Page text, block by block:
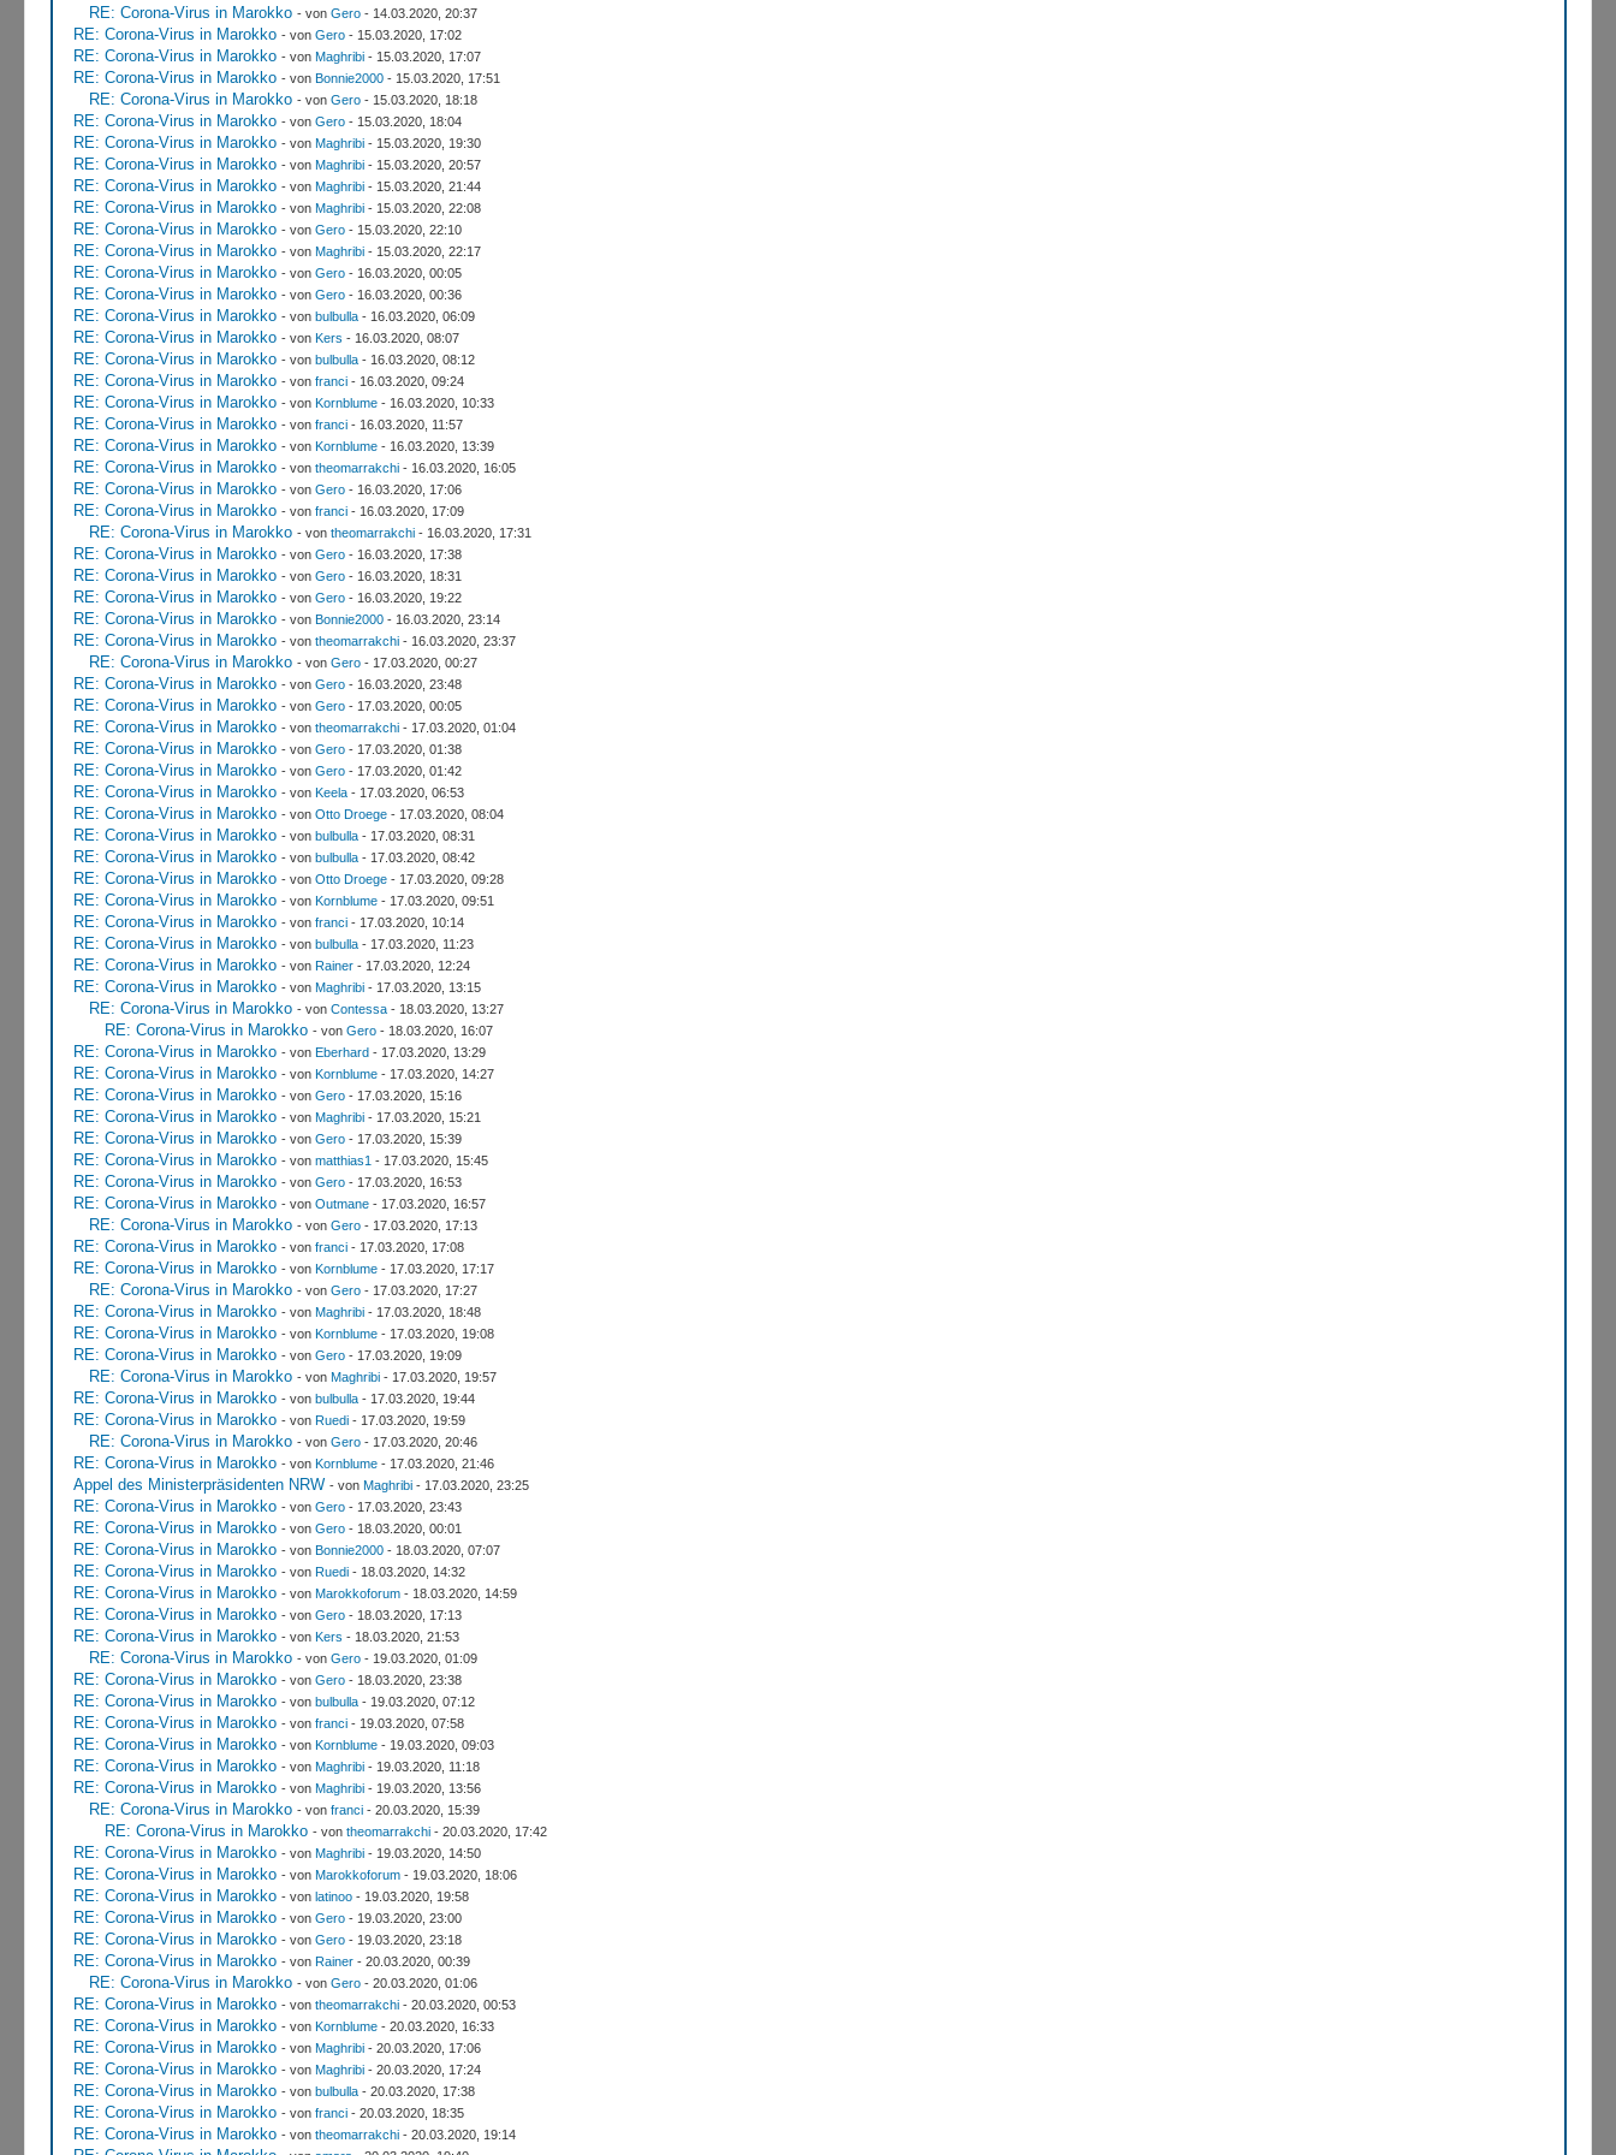
RE: Corona-Virus in Marokko - von Gero- 14.03.2020, 20:37
RE: Corona-Virus in Marokko - von Gero- 15.03.2020, 17:02
RE: Corona-Virus in Marokko - von Maghribi- 15.03.2020, 17:07
RE: Corona-Virus in Marokko - von Bonnie2000- 15.03.2020, 17:51
RE: Corona-Virus in Marokko - von Gero- 15.03.2020, 18:18
RE: Corona-Virus in Marokko - von Gero- 15.03.2020, 18:04
RE: Corona-Virus in Marokko - von Maghribi- 15.03.2020, 19:30
RE: Corona-Virus in Marokko - von Maghribi- 15.03.2020, 20:57
RE: Corona-Virus in Marokko - von Maghribi- 15.03.2020, 21:44
RE: Corona-Virus in Marokko - von Maghribi- 15.03.2020, 22:08
RE: Corona-Virus in Marokko - von Gero- 15.03.2020, 22:10
RE: Corona-Virus in Marokko - von Maghribi- 15.03.2020, 22:17
RE: Corona-Virus in Marokko - von Gero- 16.03.2020, 00:05
RE: Corona-Virus in Marokko - von Gero- 16.03.2020, 00:36
RE: Corona-Virus in Marokko - von bulbulla- 16.03.2020, 06:09
RE: Corona-Virus in Marokko - von Kers - 16.03.2020, 08:07
RE: Corona-Virus in Marokko - von bulbulla- 16.03.2020, 08:12
RE: Corona-Virus in Marokko - von franci- 16.03.2020, 09:24
RE: Corona-Virus in Marokko - von Kornblume- 16.03.2020, 10:33
RE: Corona-Virus in Marokko - von franci- 16.03.2020, 11:57
RE: Corona-Virus in Marokko - von Kornblume- 16.03.2020, 13:39
RE: Corona-Virus in Marokko - von theomarrakchi- 16.03.2020, 16:05
RE: Corona-Virus in Marokko - von Gero- 16.03.2020, 17:06
RE: Corona-Virus in Marokko - von franci- 16.03.2020, 17:09
RE: Corona-Virus in Marokko - von theomarrakchi- 16.03.2020, 17:31
RE: Corona-Virus in Marokko - von Gero- 16.03.2020, 17:38
RE: Corona-Virus in Marokko - von Gero- 16.03.2020, 18:31
RE: Corona-Virus in Marokko - von Gero- 16.03.2020, 19:22
RE: Corona-Virus in Marokko - von Bonnie2000- 16.03.2020, 23:14
RE: Corona-Virus in Marokko - von theomarrakchi- 16.03.2020, 23:37
RE: Corona-Virus in Marokko - von Gero- 17.03.2020, 00:27
RE: Corona-Virus in Marokko - von Gero- 16.03.2020, 23:48
RE: Corona-Virus in Marokko - von Gero- 17.03.2020, 00:05
RE: Corona-Virus in Marokko - von theomarrakchi- 17.03.2020, 01:04
RE: Corona-Virus in Marokko - von Gero- 17.03.2020, 01:38
RE: Corona-Virus in Marokko - von Gero- 17.03.2020, 01:42
RE: Corona-Virus in Marokko - von Keela- 17.03.2020, 06:53
RE: Corona-Virus in Marokko - von Otto Droege- 17.03.2020, 08:04
RE: Corona-Virus in Marokko - von bulbulla- 17.03.2020, 08:31
RE: Corona-Virus in Marokko - von bulbulla- 17.03.2020, 08:42
RE: Corona-Virus in Marokko - von Otto Droege- 17.03.2020, 09:28
RE: Corona-Virus in Marokko - von Kornblume- 17.03.2020, 09:51
RE: Corona-Virus in Marokko - von franci- 17.03.2020, 10:14
RE: Corona-Virus in Marokko - von bulbulla- 17.03.2020, 11:23
RE: Corona-Virus in Marokko - von Rainer- 17.03.2020, 12:24
RE: Corona-Virus in Marokko - von Maghribi- 17.03.2020, 13:15
RE: Corona-Virus in Marokko - von Contessa- 18.03.2020, 13:27
RE: Corona-Virus in Marokko - von Gero- 18.03.2020, 16:07
RE: Corona-Virus in Marokko - von Eberhard- 17.03.2020, 13:29
RE: Corona-Virus in Marokko - von Kornblume- 17.03.2020, 14:27
RE: Corona-Virus in Marokko - von Gero- 17.03.2020, 15:16
RE: Corona-Virus in Marokko - von Maghribi- 17.03.2020, 15:21
RE: Corona-Virus in Marokko - von Gero- 17.03.2020, 15:39
RE: Corona-Virus in Marokko - von matthias1 - 17.03.2020, 15:45
RE: Corona-Virus in Marokko - von Gero- 17.03.2020, 16:53
RE: Corona-Virus in Marokko - von Outmane- 17.03.2020, 16:57
RE: Corona-Virus in Marokko - von Gero- 17.03.2020, 17:13
RE: Corona-Virus in Marokko - von franci- 17.03.2020, 17:08
RE: Corona-Virus in Marokko - von Kornblume- 17.03.2020, 17:17
RE: Corona-Virus in Marokko - von Gero- 17.03.2020, 17:27
RE: Corona-Virus in Marokko - von Maghribi- 17.03.2020, 18:48
RE: Corona-Virus in Marokko - von Kornblume- 17.03.2020, 19:08
RE: Corona-Virus in Marokko - von Gero- 17.03.2020, 19:09
RE: Corona-Virus in Marokko - von Maghribi- 17.03.2020, 19:57
RE: Corona-Virus in Marokko - von bulbulla- 17.03.2020, 19:44
RE: Corona-Virus in Marokko - von Ruedi- 17.03.2020, 19:59
RE: Corona-Virus in Marokko - von Gero- 17.03.2020, 20:46
RE: Corona-Virus in Marokko - von Kornblume- 17.03.2020, 21:46
Appel des Ministerpräsidenten NRW - von Maghribi- 17.03.2020, 23:25
RE: Corona-Virus in Marokko - von Gero- 17.03.2020, 23:43
RE: Corona-Virus in Marokko - von Gero- 18.03.2020, 00:01
RE: Corona-Virus in Marokko - von Bonnie2000- 18.03.2020, 07:07
RE: Corona-Virus in Marokko - von Ruedi- 18.03.2020, 14:32
RE: Corona-Virus in Marokko - von Marokkoforum- 18.03.2020, 14:59
RE: Corona-Virus in Marokko - von Gero- 18.03.2020, 17:13
RE: Corona-Virus in Marokko - von Kers - 18.03.2020, 21:53
RE: Corona-Virus in Marokko - von Gero- 19.03.2020, 01:09
RE: Corona-Virus in Marokko - von Gero- 18.03.2020, 23:38
RE: Corona-Virus in Marokko - von bulbulla- 19.03.2020, 07:12
RE: Corona-Virus in Marokko - von franci- 19.03.2020, 07:58
RE: Corona-Virus in Marokko - von Kornblume- 19.03.2020, 09:03
RE: Corona-Virus in Marokko - von Maghribi- 19.03.2020, 11:18
RE: Corona-Virus in Marokko - von Maghribi- 19.03.2020, 13:56
RE: Corona-Virus in Marokko - von franci- 20.03.2020, 15:39
RE: Corona-Virus in Marokko - von theomarrakchi- 20.03.2020, 17:42
RE: Corona-Virus in Marokko - von Maghribi- 19.03.2020, 14:50
RE: Corona-Virus in Marokko - von Marokkoforum- 19.03.2020, 18:06
RE: Corona-Virus in Marokko - von latinoo- 19.03.2020, 19:58
RE: Corona-Virus in Marokko - von Gero- 19.03.2020, 23:00
RE: Corona-Virus in Marokko - von Gero- 19.03.2020, 23:18
RE: Corona-Virus in Marokko - von Rainer- 20.03.2020, 00:39
RE: Corona-Virus in Marokko - von Gero- 20.03.2020, 01:06
RE: Corona-Virus in Marokko - von theomarrakchi- 20.03.2020, 00:53
RE: Corona-Virus in Marokko - von Kornblume- 20.03.2020, 16:33
RE: Corona-Virus in Marokko - von Maghribi- 20.03.2020, 17:06
RE: Corona-Virus in Marokko - von Maghribi- 20.03.2020, 17:24
RE: Corona-Virus in Marokko - von bulbulla- 20.03.2020, 17:38
RE: Corona-Virus in Marokko - von franci- 20.03.2020, 18:35
RE: Corona-Virus in Marokko - von theomarrakchi- 20.03.2020, 19:14